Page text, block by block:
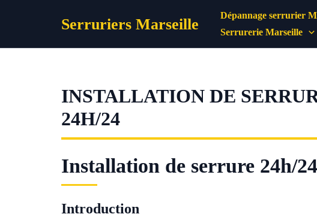
Serruriers Marseille Dépannage serrurier
Serrurerie Marseille
INSTALLATION DE
24H/24
Installation de serrure 24h/
Introduction